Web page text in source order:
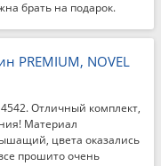
брать на подарок.
PREMIUM, NOVEL
Отличный комплект,
Материал
цвета оказались
прошито очень